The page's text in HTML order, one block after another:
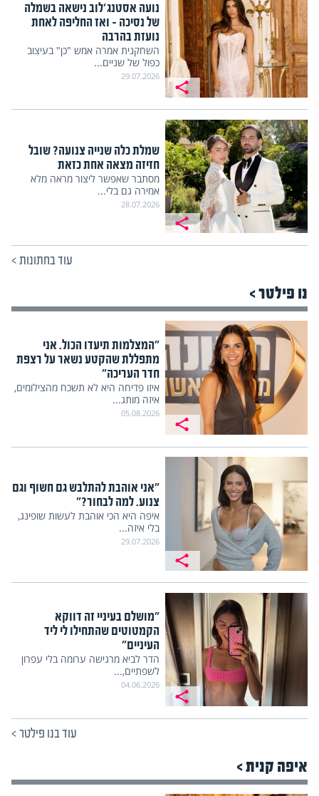
נועה אסטנג'לוב נישאה בשמלה
של נסיכה – ואז החליפה לאחת
נועזת בהרבה
השחקנית אמרה אמש "כן" בעיצוב
כפול של שניים...
29.07.2026
שמלת כלה שנייה צנועה? שובל
חזיזה מצאה אחת כזאת
מסתבר שאפשר ליצור מראה מלא
אמירה גם בלי...
28.07.2026
עוד בחתונות>
נו פילטר >
"המצלמות תיעדו הכול. אני
מתפללת שהקטע נשאר על רצפת
חדר העריכה"
איזו פדיחה היא לא תשכח מהצילומים,
איזה מותג...
05.08.2026
"אני אוהבת להתלבש גם חשוף וגם
צנוע. למה לבחור?"
איפה היא הכי אוהבת לעשות שופינג,
בלי איזה...
29.07.2026
"מושלם בעיניי זה דווקא
הקמטוטים שהתחילו לי ליד
העיניים"
הדר לביא מרגישה ערומה בלי עפרון
לשפתיים,...
04.06.2026
עוד בנו פילטר>
איפה קנית >